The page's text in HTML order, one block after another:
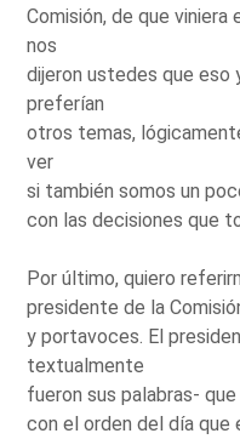
Comisión, de que
nos
dijeron ustedes que eso
preferían
otros temas,
ver
si también somos un
con las decisiones que
Por último, quiero
presidente de la
y portavoces. El
textualmente
fueron sus palabras-
con el orden del día